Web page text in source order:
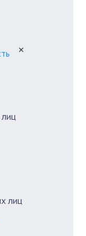
✕
лиц